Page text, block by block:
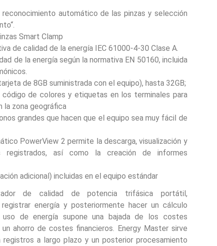
automático de las pinzas y selección
Smart Clamp
de calidad de la energía IEC 61000-4-30 Clase A.
de la energía según la normativa EN 50160, incluida
de 8GB suministrada con el equipo), hasta 32GB;
de colores y etiquetas en los terminales para
la zona geográfica
grandes que hacen que el equipo sea muy fácil de
PowerView 2 permite la descarga, visualización y
así como la creación de informes
adicional) incluidas en el equipo estándar
de calidad de potencia trifásica portátil,
energía y posteriormente hacer un cálculo
de energía supone una bajada de los costes
ahorro de costes financieros. Energy Master sirve
a largo plazo y un posterior procesamiento